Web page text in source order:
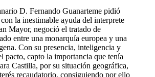
D. Fernando Guanarteme pidió
la inestimable ayuda del interprete
Mayor, negoció el tratado de
entre una monarquía europea y una
Con su presencia, inteligencia y
pacto, capto la importancia que tenía
Castilla, por su situación geográfica,
recaudatorio, consiguiendo por ello